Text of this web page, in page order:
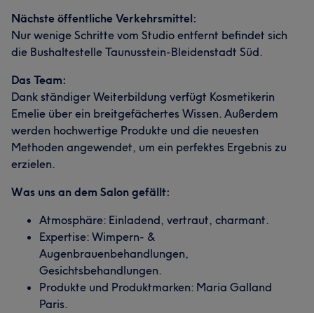
Nächste öffentliche Verkehrsmittel:
Nur wenige Schritte vom Studio entfernt befindet sich
die Bushaltestelle Taunusstein-Bleidenstadt Süd.
Das Team:
Dank ständiger Weiterbildung verfügt Kosmetikerin
Emelie über ein breitgefächertes Wissen. Außerdem
werden hochwertige Produkte und die neuesten
Methoden angewendet, um ein perfektes Ergebnis zu
erzielen.
Was uns an dem Salon gefällt:
Atmosphäre: Einladend, vertraut, charmant.
Expertise: Wimpern- &
Augenbrauenbehandlungen,
Gesichtsbehandlungen.
Produkte und Produktmarken: Maria Galland
Paris.